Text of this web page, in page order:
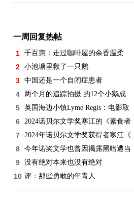
一周回复热帖
1 千百惠：走过咖啡屋的余香温柔
2 小池塘里救了一只鹅
3 中国还是一个自闭症患者
4 两个月的追踪拍摄 的12个小鹅成
5 英国海边小镇Lyme Regis：电影取
6 2024诺贝尔文学奖寒江的《素食者
7 2024年诺贝尔文学奖获得者寒江《
8 今年诺奖文学也曾因揭露黑暗遭当
9 没有绝对本来也没有绝对
10 评：那些勇敢的年青人